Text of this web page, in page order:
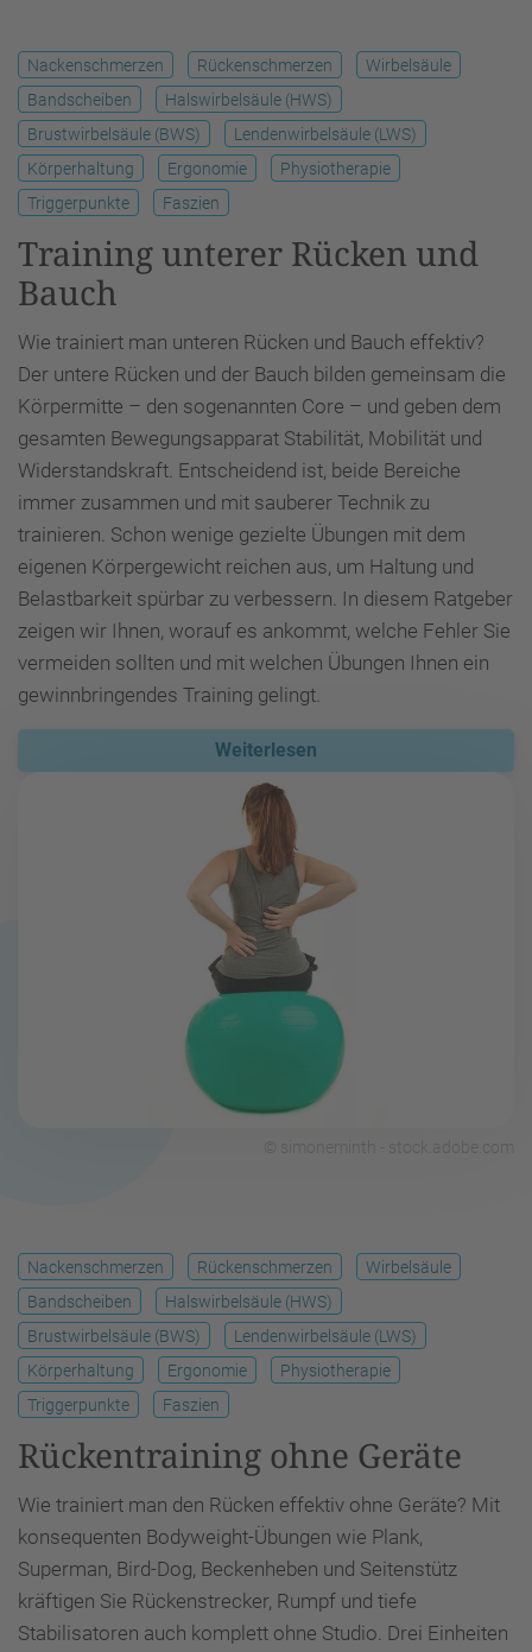
Nackenschmerzen Rückenschmerzen
Wirbelsäule
Bandscheiben
Halswirbelsäule (HWS)
Brustwirbelsäule (BWS)
Lendenwirbelsäule (LWS)
Körperhaltung
Ergonomie
Physiotherapie
Triggerpunkte
Faszien
Training unterer Rücken und
Bauch
Wie trainiert man unteren Rücken und Bauch effektiv?
Der untere Rücken und der Bauch bilden gemeinsam die
Körpermitte – den sogenannten Core – und geben dem
gesamten Bewegungsapparat Stabilität, Mobilität und
Widerstandskraft. Entscheidend ist, beide Bereiche
immer zusammen und mit sauberer Technik zu
trainieren. Schon wenige gezielte Übungen mit dem
eigenen Körpergewicht reichen aus, um Haltung und
Belastbarkeit spürbar zu verbessern. In diesem Ratgeber
zeigen wir Ihnen, worauf es ankommt, welche Fehler Sie
vermeiden sollten und mit welchen Übungen Ihnen ein
gewinnbringendes Training gelingt.
Weiterlesen
Nackenschmerzen Rückenschmerzen
Wirbelsäule
Bandscheiben
Halswirbelsäule (HWS)
Brustwirbelsäule (BWS)
Lendenwirbelsäule (LWS)
Körperhaltung
Ergonomie
Physiotherapie
Triggerpunkte
Faszien
Rückentraining ohne Geräte
Wie trainiert man den Rücken effektiv ohne Geräte? Mit
konsequenten Bodyweight-Übungen wie Plank,
Superman, Bird-Dog, Beckenheben und Seitenstütz
kräftigen Sie Rückenstrecker, Rumpf und tiefe
Stabilisatoren auch komplett ohne Studio. Drei Einheiten